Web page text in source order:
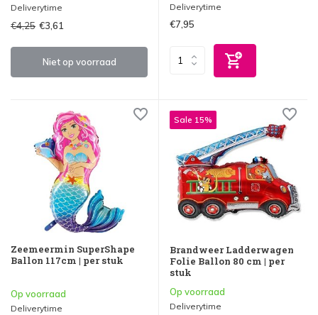
Deliverytime
€4,25 €3,61
Niet op voorraad
Deliverytime
€7,95
Zeemeermin SuperShape
Ballon 117cm | per stuk
Op voorraad
Deliverytime
Sale 15%
Brandweer Ladderwagen
Folie Ballon 80 cm | per
stuk
Op voorraad
Deliverytime